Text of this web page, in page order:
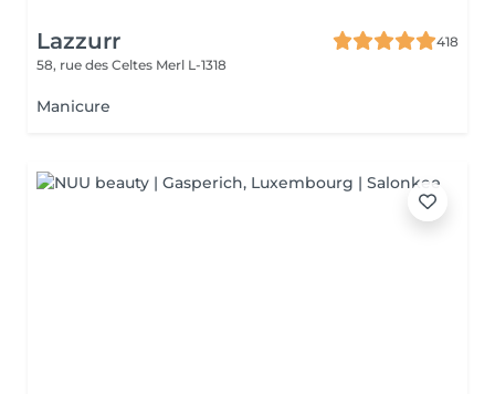
Lazzurr
418
58, rue des Celtes Merl L-1318
Manicure